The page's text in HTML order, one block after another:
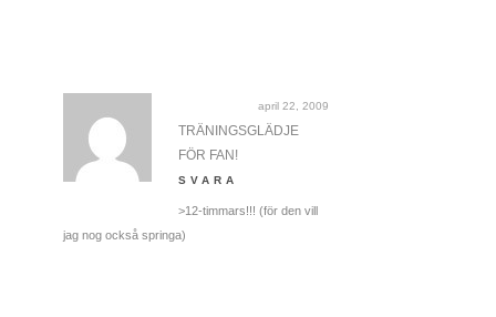
april 22, 2009
TRÄNINGSGLÄDJE
FÖR FAN!
SVARA
>12-timmars!!! (för den vill
jag nog också springa)